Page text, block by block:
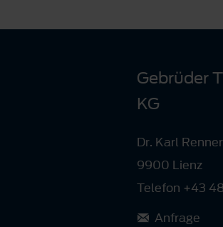
Gebrüder
KG
Dr. Karl
9900 Lienz
Telefon +43
Anfrage